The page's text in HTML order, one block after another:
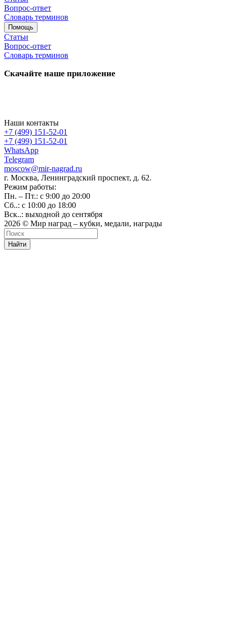
Вопрос-ответ
Словарь терминов
Помощь
Статьи
Вопрос-ответ
Словарь терминов
Скачайте наше приложение
Наши контакты
+7 (499) 151-52-01
+7 (499) 151-52-01
WhatsApp
Telegram
moscow@mir-nagrad.ru
г. Москва, Ленинградский проспект, д. 62.
Режим работы:
Пн. – Пт.: с 9:00 до 20:00
Сб..: с 10:00 до 18:00
Вск..: выходной до сентября
2026 © Мир наград – кубки, медали, награды
Найти